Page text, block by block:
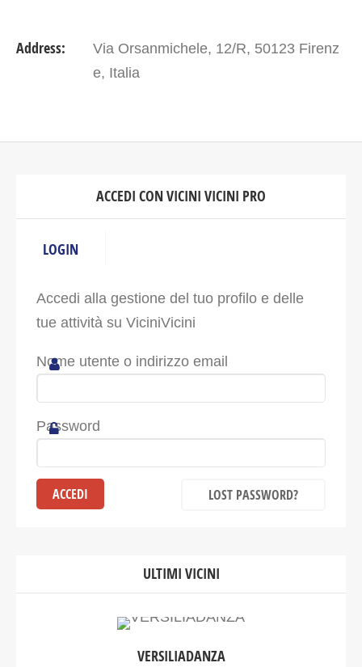
Address:
Via Orsanmichele, 12/R, 50123 Firenz
e, Italia
ACCEDI CON VICINI VICINI PRO
LOGIN
Accedi alla gestione del tuo profilo e delle
tue attività su ViciniVicini
Nome utente o indirizzo email
Password
LOST PASSWORD?
ULTIMI VICINI
VERSILIADANZA